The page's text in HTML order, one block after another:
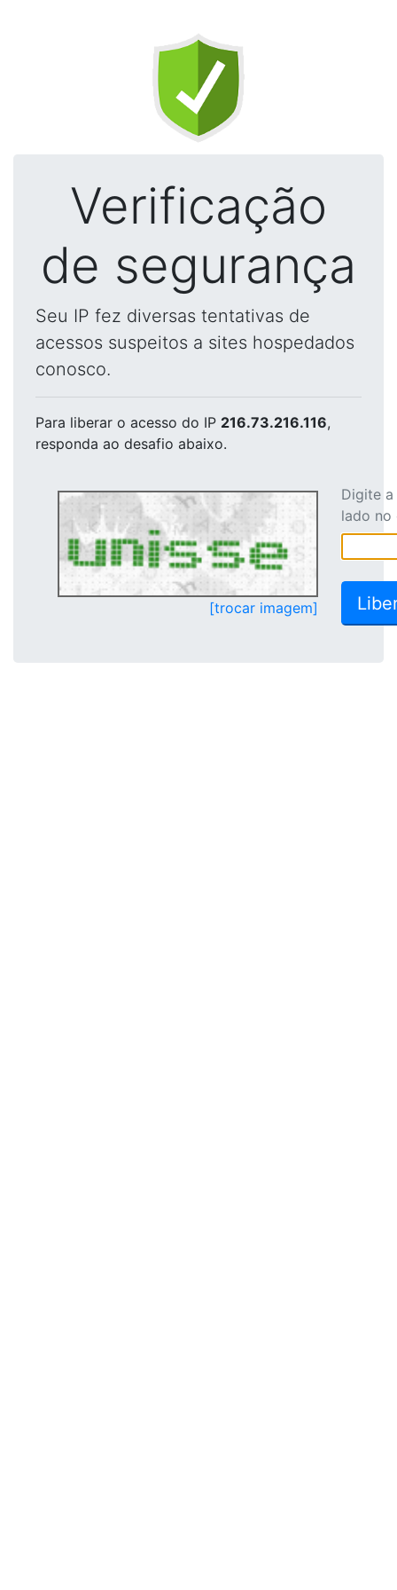
Verificação
de segurança
Seu IP fez diversas tentativas de
acessos suspeitos a sites hospedados
conosco.
Para liberar o acesso do IP 216.73.216.116,
responda ao desafio abaixo.
[trocar imagem]
Digite
lado no